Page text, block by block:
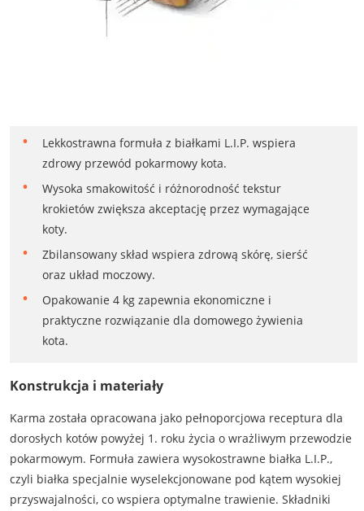
Lekkostrawna formuła z białkami L.I.P. wspiera
zdrowy przewód pokarmowy kota.
Wysoka smakowitość i różnorodność tekstur
krokietów zwiększa akceptację przez wymagające
koty.
Zbilansowany skład wspiera zdrową skórę, sierść
oraz układ moczowy.
Opakowanie 4 kg zapewnia ekonomiczne i
praktyczne rozwiązanie dla domowego żywienia
kota.
Konstrukcja i materiały
Karma została opracowana jako pełnoporcjowa receptura dla
dorosłych kotów powyżej 1. roku życia o wrażliwym przewodzie
pokarmowym. Formuła zawiera wysokostrawne białka L.I.P.,
czyli białka specjalnie wyselekcjonowane pod kątem wysokiej
przyswajalności, co wspiera optymalne trawienie. Składniki